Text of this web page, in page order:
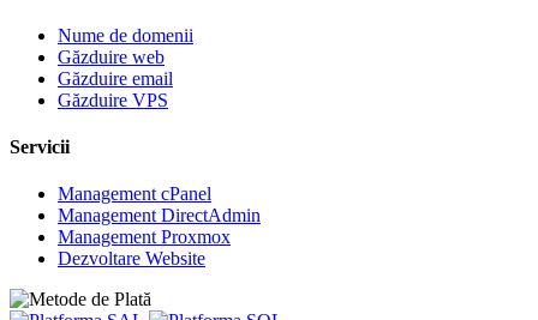
Nume de domenii
Găzduire web
Găzduire email
Găzduire VPS
Servicii
Management cPanel
Management DirectAdmin
Management Proxmox
Dezvoltare Website